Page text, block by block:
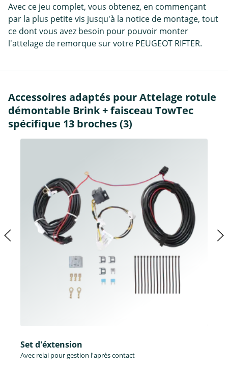
Avec ce jeu complet, vous obtenez, en commençant
par la plus petite vis jusqu'à la notice de montage, tout
ce dont vous avez besoin pour pouvoir monter
l'attelage de remorque sur votre PEUGEOT RIFTER.
Accessoires adaptés pour Attelage rotule
démontable Brink + faisceau TowTec
spécifique 13 broches (3)
Set d'éxtension
Avec relai pour gestion l'après contact